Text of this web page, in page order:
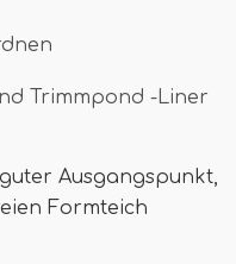
Trimmpond -Liner
Ausgangspunkt,
Formteich